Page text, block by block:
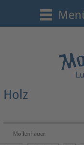
Holz
Mollenhauer